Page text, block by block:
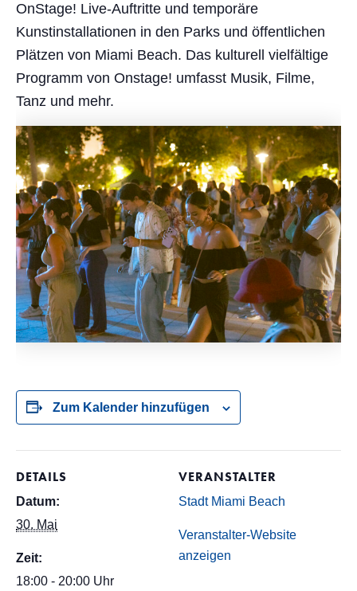
OnStage! Live-Auftritte und temporäre
Kunstinstallationen in den Parks und öffentlichen
Plätzen von Miami Beach. Das kulturell vielfältige
Programm von Onstage! umfasst Musik, Filme,
Tanz und mehr.
Zum Kalender hinzufügen
DETAILS
Datum:
30. Mai
Zeit:
18:00 - 20:00 Uhr
VERANSTALTER
Stadt Miami Beach
Veranstalter-Website
anzeigen